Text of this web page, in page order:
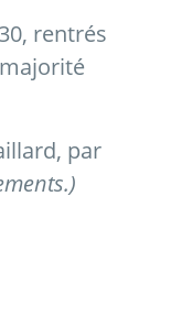
rentrés
, par